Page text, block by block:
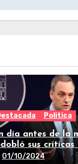
Politica
día antes de la
sus críticas
01/10/2024